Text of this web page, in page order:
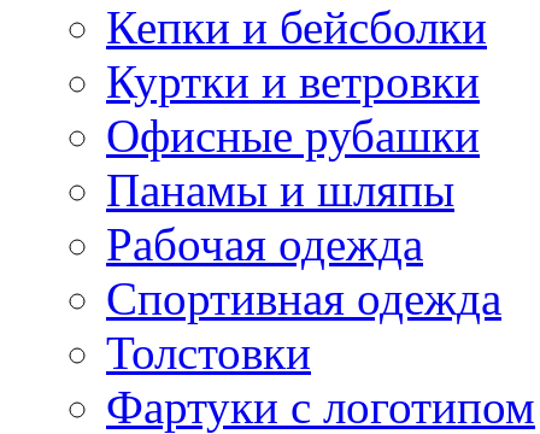
Кепки и бейсболки
Куртки и ветровки
Офисные рубашки
Панамы и шляпы
Рабочая одежда
Спортивная одежда
Толстовки
Фартуки с логотипом